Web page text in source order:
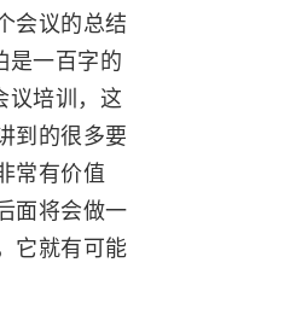
会议的总结
是一百字的
议培训，这
到的很多要
常有价值
面将会做一
它就有可能